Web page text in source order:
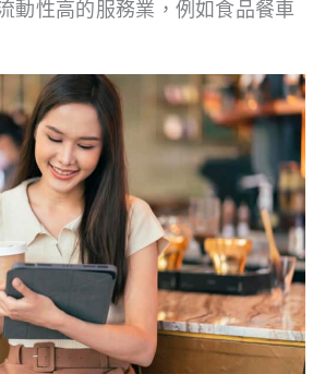
動性高的服務業，例如食品餐車